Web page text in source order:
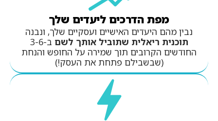
מפת הדרכים ליעדים שלך
נבין מהם היעדים האישיים ועסקיים שלך, ונבנה
תוכנית ריאלית שתוביל אותך לשם
ב-3-6
החודשים הקרובים תוך שמירה על החופש והנחת
(שבשבילם פתחת את העסק!)